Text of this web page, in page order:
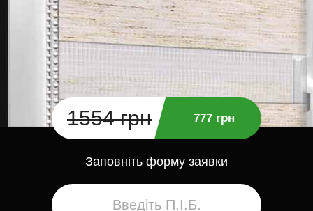
1554 грн 777 грн
Заповніть форму заявки